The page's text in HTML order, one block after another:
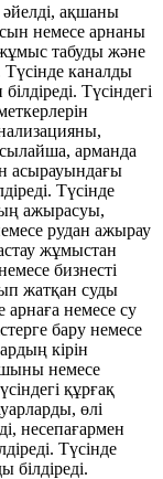
ақшаны
немесе арнаны
табуды және
Түсінде каналды
Түсіндегі
арманда
асырауындағы
Түсінде
ажырасуы,
рудан ажырау
жұмыстан
бизнесті
жатқан суды
арнаға немесе су
бару немесе
кірін
немесе
құрғақ
өлі
несепағармен
Түсінде
білдіреді.